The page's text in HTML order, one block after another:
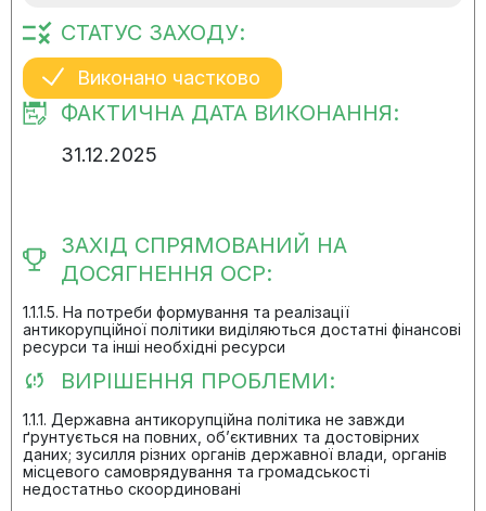
СТАТУС ЗАХОДУ:
Виконано частково
ФАКТИЧНА ДАТА ВИКОНАННЯ:
31.12.2025
ЗАХІД СПРЯМОВАНИЙ НА
ДОСЯГНЕННЯ ОСР:
1.1.1.5. На потреби формування та реалізації
антикорупційної політики виділяються достатні фінансові
ресурси та інші необхідні ресурси
ВИРІШЕННЯ ПРОБЛЕМИ:
1.1.1. Державна антикорупційна політика не завжди
ґрунтується на повних, об’єктивних та достовірних
даних; зусилля різних органів державної влади, органів
місцевого самоврядування та громадськості
недостатньо скоординовані